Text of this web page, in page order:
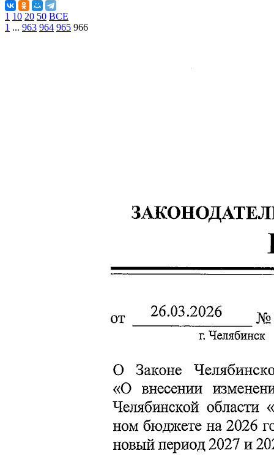
1 10 20 50 ВСЕ
1 ... 963 964 965 966